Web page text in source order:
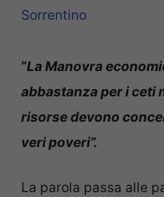
Sorrentino
“La Manovra
abbastanza per i ceti
risorse devono
veri poveri”.
La parola passa alle